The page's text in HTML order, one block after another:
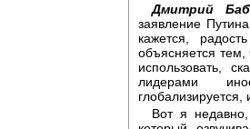
Дмитрий
заявление
кажется,
объясняется тем,
использовать,
лидерами
глобализируется,
Вот я